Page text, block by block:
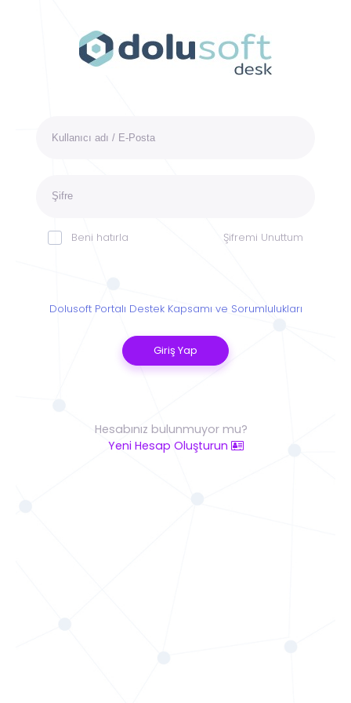
Beni hatırla Şifremi Unuttum
Dolusoft Portalı Destek Kapsamı ve Sorumlulukları
Giriş Yap
Hesabınız bulunmuyor mu?
Yeni Hesap Oluşturun